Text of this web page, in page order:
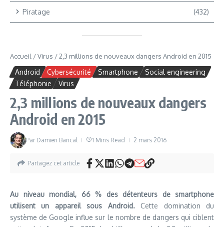
Piratage (432)
Accueil /Virus /2,3 millions de nouveaux dangers Android en 2015
Android Cybersécurité Smartphone
Social engineering
Téléphonie
Virus
2,3 millions de nouveaux dangers
Android en 2015
Par Damien Bancal 1 Mins Read 2 mars 2016
Partagez cet article
Au niveau mondial, 66 % des détenteurs de smartphone
utilisent un appareil sous Android.Cette domination du
système de Google influe sur le nombre de dangers qui ciblent